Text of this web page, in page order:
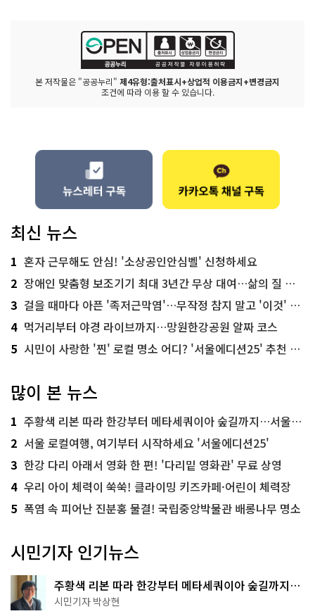
본 저작물은 "공공누리" 제4유형:출처표시+상업적 이용금지+변경금지
조건에 따라 이용 할 수 있습니다.
최신 뉴스
1 혼자 근무해도 안심! '소상공인안심벨' 신청하세요
2 장애인 맞춤형 보조기기 최대 3년간 무상 대여…삶의 질 높인다
3 걸을 때마다 아픈 '족저근막염'…무작정 참지 말고 '이것' 해보세요!
4 먹거리부터 야경 라이브까지…망원한강공원 알짜 코스
5 시민이 사랑한 '찐' 로컬 명소 어디? '서울에디션25' 추천 코스
많이 본 뉴스
1 주황색 리본 따라 한강부터 메타세쿼이아 숲길까지…서울둘레길 15코스
2 서울 로컬여행, 여기부터 시작하세요 '서울에디션25'
3 한강 다리 아래서 영화 한 편! '다리밑 영화관' 무료 상영
4 우리 아이 체력이 쑥쑥! 클라이밍 키즈카페·어린이 체력장
5 폭염 속 피어난 진분홍 물결! 국립중앙박물관 배롱나무 명소
시민기자 인기뉴스
주황색 리본 따라 한강부터 메타세쿼이아 숲길까지…
서울둘레길 15코스
시민기자 박상현